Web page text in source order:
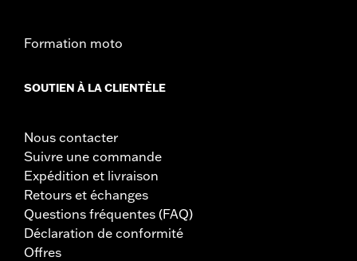
Formation moto
SOUTIEN À LA CLIENTÈLE
Nous contacter
Suivre une commande
Expédition et livraison
Retours et échanges
Questions fréquentes (FAQ)
Déclaration de conformité
Offres